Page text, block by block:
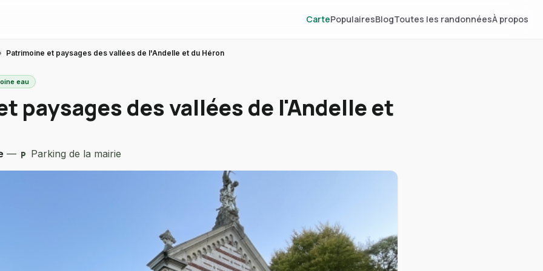
CartePopulairesBlogToutes les randonnéesÀ propos
Patrimoine et paysages des vallées de l'Andelle et du Héron
eau
paysages des vallées de l'Andelle et
— local_parking Parking de la mairie